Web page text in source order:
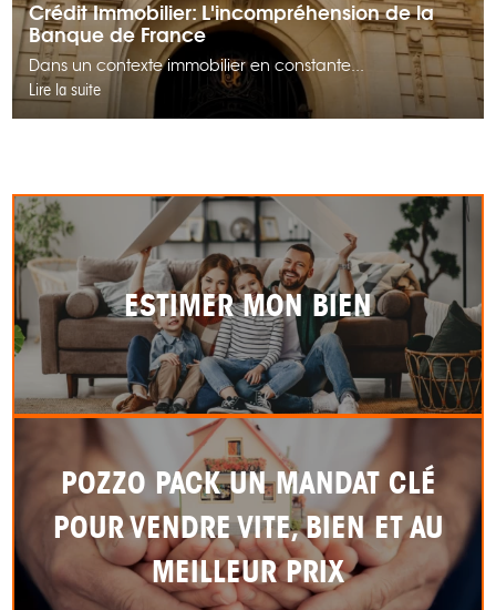
Crédit Immobilier: L'incompréhension de la
Banque de France
Dans un contexte immobilier en constante...
Lire la suite
ESTIMER MON BIEN
POZZO PACK UN MANDAT CLÉ
POUR VENDRE VITE, BIEN ET AU
MEILLEUR PRIX